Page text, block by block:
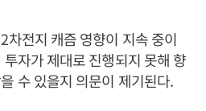
차전지 캐즘 영향이 지속 중이
자가 제대로 진행되지 못해 향
수 있을지 의문이 제기된다.